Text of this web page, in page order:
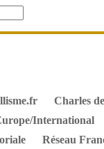
Charles
International
Réseau